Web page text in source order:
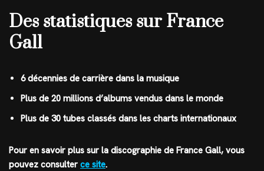
Des statistiques sur France
Gall
6 décennies de carrière dans la musique
Plus de 20 millions d’albums vendus dans le monde
Plus de 30 tubes classés dans les charts internationaux
Pour en savoir plus sur la discographie de France Gall, vous
pouvez consulter ce site.